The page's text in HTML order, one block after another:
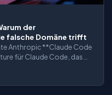
der
falsche Domäne trifft
Anthropic **Claude Code
für Claude Code, das
ließ nicht auf sich
**Cloudflare** (-8%),